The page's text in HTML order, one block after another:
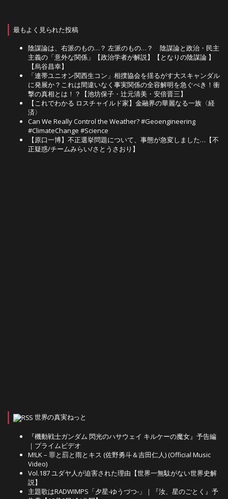
最もよく見られた投稿
陰謀論は、右派のもの…？ 左派のもの…？ 陰謀論と政治・民主
主義の「意外な関係」【政治学者が解説】【となりの陰謀論 】
【烏谷昌幸】
「連帯ユニオン関西生コン」相撲協会を揺るがす大スキャンダル
に発展か？これは間違いなく事実関係の全容解明を急ぐべき！衝
撃の真相とは！？【池坊保子・辻元清美・安倍晋三】
【これでわかる ロスチャイルド家】金融界の華麗なる一族〈経
済〉
Can We Really Control the Weather? #Geoengineering
#ClimateChange #Science
【原口一博】不正選挙問題について、事態が急変しました…【不
正疑惑/チームみらい/さとうさおり】
世界の真実ねっと
『機動戦士ガンダム 閃光のハサウェイ キルケーの魔女』予告編
｜プライムビデオ
M!LK – 罪と罰と雨とキス (佐野勇斗＆吉田仁人) (Official Music
Video)
Vol.187 ユダヤ人が迫害された理由【世界一無駄がない世界史解
説】
主題歌はRADWIMPS「夕星-ゆうづつ-」｜『汝、星のごとく』予